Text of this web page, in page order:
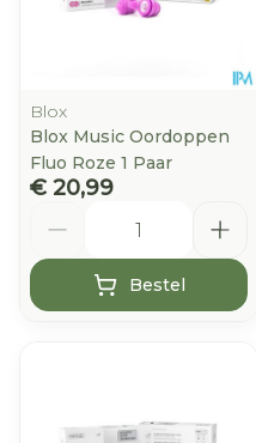
Blox
Blox Music Oordoppen
Fluo Roze 1 Paar
€ 20,99
Bestel